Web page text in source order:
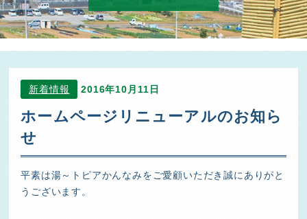
新着情報 2016年10月11日
ホームページリニューアルのお知ら
せ
平素は湯～トピアかんなみをご愛顧いただき誠にありがと
うございます。